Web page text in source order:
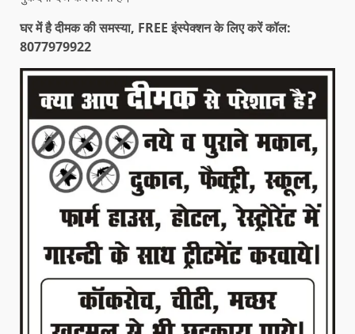
घर में है दीमक की समस्या, FREE इंस्पेक्शन के लिए करें कॉल:
8077979922